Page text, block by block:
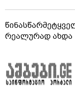
რეალურად ახდა